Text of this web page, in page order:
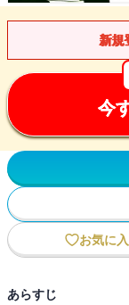
新規
今
お気に
あらすじ